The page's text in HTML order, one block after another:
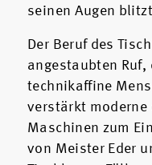
seinen Augen
Der Beruf des
angestaubten Ruf,
technikaffine
verstärkt moderne
Maschinen zum
von Meister Eder